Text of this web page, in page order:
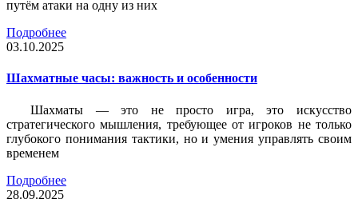
путём атаки на одну из них
Подробнее
03.10.2025
Шахматные часы: важность и особенности
Шахматы — это не просто игра, это искусство
стратегического мышления, требующее от игроков не только
глубокого понимания тактики, но и умения управлять своим
временем
Подробнее
28.09.2025